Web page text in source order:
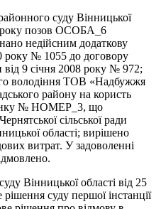
суду Вінницької
року позов ОСОБА_6
недійсним додаткову
року № 1055 до договору
від 9 січня 2008 року № 972;
володіння ТОВ «Надбужжя
району на користь
№ НОМЕР_3, що
сільської ради
області; вирішено
витрат. У задоволенні
Вінницької області від 25
суду першої інстанції